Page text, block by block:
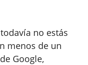
no estás
menos de un
Google,